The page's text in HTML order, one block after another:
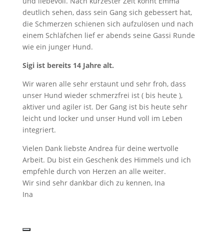
deutlich sehen, dass sein Gang sich gebessert hat,
die Schmerzen schienen sich aufzulösen und nach
einem Schläfchen lief er abends seine Gassi Runde
wie ein junger Hund.
Sigi ist bereits 14 Jahre alt.
Wir waren alle sehr erstaunt und sehr froh, dass
unser Hund wieder schmerzfrei ist ( bis heute ),
aktiver und agiler ist. Der Gang ist bis heute sehr
leicht und locker und unser Hund voll im Leben
integriert.
Vielen Dank liebste Andrea für deine wertvolle
Arbeit. Du bist ein Geschenk des Himmels und ich
empfehle durch von Herzen an alle weiter.
Wir sind sehr dankbar dich zu kennen, Ina
Ina